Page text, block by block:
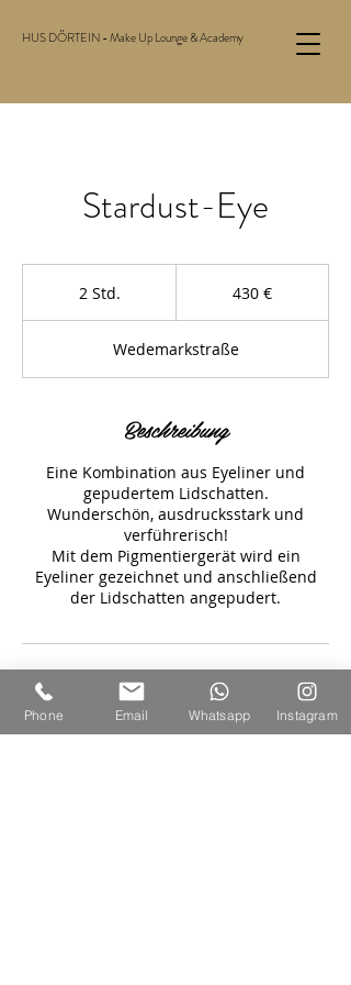
HUS DÖRTEIN - Make Up Lounge & Academy
Stardust-Eye
2 Std.
d
.
430 €
Wedemarkstraße
Beschreibung
Eine Kombination aus Eyeliner und
gepudertem Lidschatten.
Wunderschön, ausdrucksstark und
verführerisch!
Mit dem Pigmentiergerät wird ein
Eyeliner gezeichnet und anschließend
der Lidschatten angepudert.
Kontaktangaben
Wedemarkstraße 13, 30900 Wedemark,
Phone Email Whatsapp Instagram